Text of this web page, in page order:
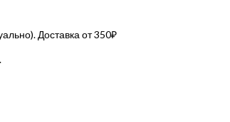
Доставка от 350₽
.